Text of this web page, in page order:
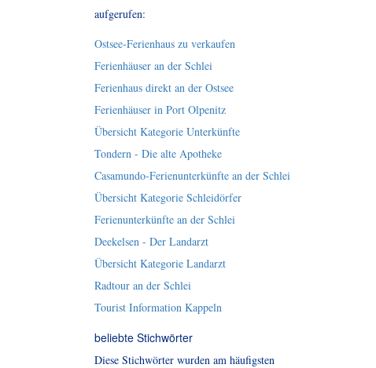
aufgerufen:
Ostsee-Ferienhaus zu verkaufen
Ferienhäuser an der Schlei
Ferienhaus direkt an der Ostsee
Ferienhäuser in Port Olpenitz
Übersicht Kategorie Unterkünfte
Tondern - Die alte Apotheke
Casamundo-Ferienunterkünfte an der Schlei
Übersicht Kategorie Schleidörfer
Ferienunterkünfte an der Schlei
Deekelsen - Der Landarzt
Übersicht Kategorie Landarzt
Radtour an der Schlei
Tourist Information Kappeln
beliebte Stichwörter
Diese Stichwörter wurden am häufigsten